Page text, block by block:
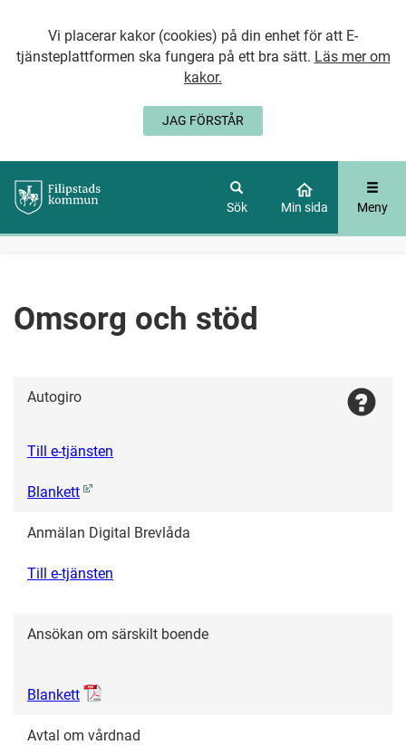
Vi placerar kakor (cookies) på din enhet för att E-
tjänsteplattformen ska fungera på ett bra sätt. Läs mer om
kakor.
JAG FÖRSTÅR
GÅ DIREKT TILL
Sök Min sida Meny
Omsorg och stöd
Autogiro
Till e-tjänsten
Blankett
Anmälan Digital Brevlåda
Till e-tjänsten
Ansökan om särskilt boende
Blankett
Avtal om vårdnad